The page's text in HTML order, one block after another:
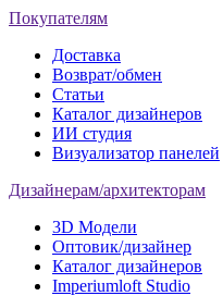
Покупателям
Доставка
Возврат/обмен
Статьи
Каталог дизайнеров
ИИ студия
Визуализатор панелей
Дизайнерам/архитекторам
3D Модели
Оптовик/дизайнер
Каталог дизайнеров
Imperiumloft Studio